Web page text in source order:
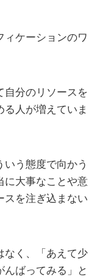
ィケーションのワ
自分のリソースを
人が増えていま
う態度で向かう
に大事なことや意
スを注ぎ込まない
なく、「あえて少
んばってみる」と